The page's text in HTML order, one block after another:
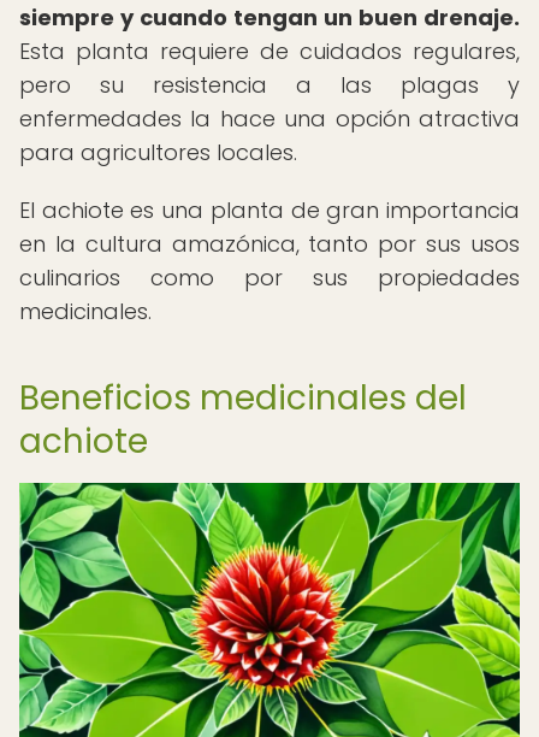
siempre y cuando tengan un buen drenaje.
Esta planta requiere de cuidados regulares,
pero su resistencia a las plagas y
enfermedades la hace una opción atractiva
para agricultores locales.
El achiote es una planta de gran importancia
en la cultura amazónica, tanto por sus usos
culinarios como por sus propiedades
medicinales.
Beneficios medicinales del
achiote